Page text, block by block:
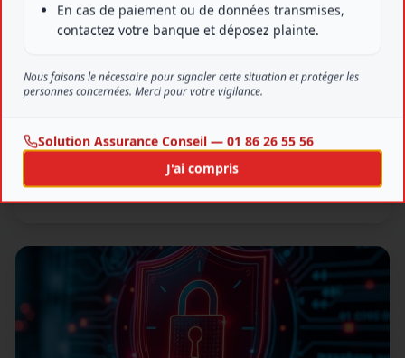
Gérez l'assurance de tous vos véhicules
professionnels avec un contrat unique et optimisé.
En savoir plus
En cas de paiement ou de données transmises,
contactez votre banque et déposez plainte.
Nous faisons le nécessaire pour signaler cette situation et protéger les
personnes concernées. Merci pour votre vigilance.
Solution Assurance Conseil — 01 86 26 55 56
J'ai compris